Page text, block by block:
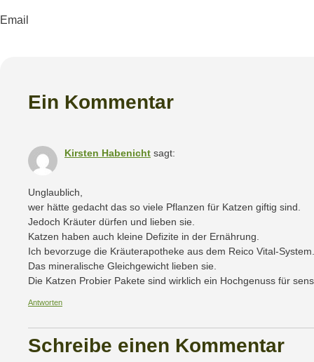
Email
Ein Kommentar
Kirsten Habenicht sagt:
Unglaublich,
wer hätte gedacht das so viele Pflanzen für Katzen giftig sind.
Jedoch Kräuter dürfen und lieben sie.
Katzen haben auch kleine Defizite in der Ernährung.
Ich bevorzuge die Kräuterapotheke aus dem Reico Vital-System.
Das mineralische Gleichgewicht lieben sie.
Die Katzen Probier Pakete sind wirklich ein Hochgenuss für
Antworten
Schreibe einen Kommentar